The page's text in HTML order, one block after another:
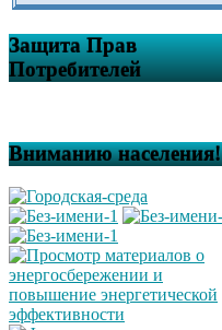
Защита Прав
Потребителей
Вниманию населения!